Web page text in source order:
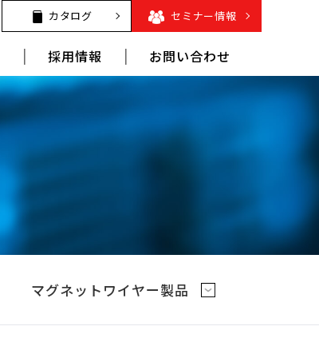
カタログ セミナー情報
採用情報 お問い合わせ
マグネットワイヤー製品